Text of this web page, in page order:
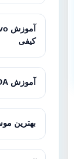
کیفی
آموزش MAXQDA برای تحلیل داده‌های کیفی
بهترین